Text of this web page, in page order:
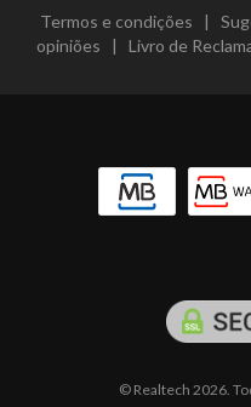
Termos e condições |
opiniões | Livro de
© Realtech 2026.